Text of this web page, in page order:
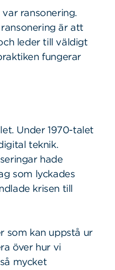
ransonering.
är att
leder till väldigt
fungerar
Under 1970-talet
teknik.
hade
som lyckades
krisen till
som kan uppstå ur
över hur vi
mycket